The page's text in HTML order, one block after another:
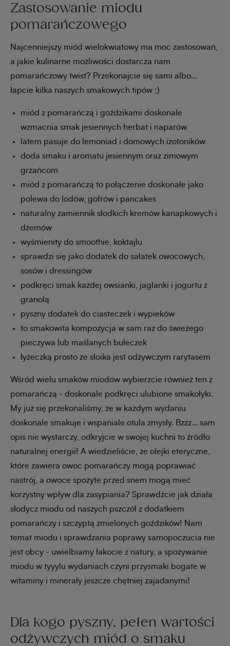
Zastosowanie miodu
pomarańczowego
Najcenniejszy miód wielokwiatowy ma moc zastosowań,
a jakie kulinarne możliwości dostarcza nam
pomarańczowy twist? Przekonajcie się sami albo...
łapcie kilka naszych smakowych tipów ;)
miód z pomarańczą i goździkami doskonale
wzmacnia smak jesiennych herbat i naparów
latem pasuje do lemoniad i domowych izotoników
doda smaku i aromatu jesiennym oraz zimowym
grzańcom
miód z pomarańczą to połączenie doskonałe jako
polewa do lodów, gofrów i pancakes
naturalny zamiennik słodkich kremów kanapkowych i
dżemów
wyśmienity do smoothie, koktajlu
sprawdzi się jako dodatek do sałatek owocowych,
sosów i dressingów
podkręci smak każdej owsianki, jaglanki i jogurtu z
granolą
pyszny dodatek do ciasteczek i wypieków
to smakowita kompozycja w sam raz do świeżego
pieczywa lub maślanych bułeczek
łyżeczką prosto ze słoika jest odżywczym rarytasem
Wśród wielu smaków miodów wybierzcie również ten z
pomarańczą - doskonale podkręci ulubione smakołyki.
My już się przekonaliśmy, że w każdym wydaniu
doskonale smakuje i wspaniale otula zmysły. Bzzz... sam
opis nie wystarczy, odkryjcie w swojej kuchni to źródło
naturalnej energii! A wiedzieliście, że olejki eteryczne,
które zawiera owoc pomarańczy mogą poprawiać
nastrój, a owoce spożyte przed snem mogą mieć
korzystny wpływ dla zasypiania? Sprawdźcie jak działa
słodycz miodu od naszych pszczół z dodatkiem
pomarańczy i szczyptą zmielonych goździków! Nam
temat miodu i sprawdzania poprawy samopoczucia nie
jest obcy - uwielbiamy łakocie z natury, a spożywanie
miodu w tyyylu wydaniach czyni przysmaki bogate w
witaminy i minerały jeszcze chętniej zajadanymi!
Dla kogo pyszny, pełen wartości
odżywczych miód o smaku